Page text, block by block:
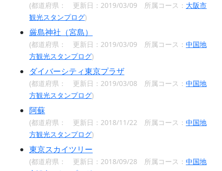
(都道府県： 更新日：2019/03/09 所属コース： 大阪市
観光スタンプログ)
厳島神社（宮島）
(都道府県： 更新日：2019/03/09 所属コース： 中国地
方観光スタンプログ)
ダイバーシティ東京プラザ
(都道府県： 更新日：2019/03/08 所属コース： 中国地
方観光スタンプログ)
阿蘇
(都道府県： 更新日：2018/11/22 所属コース： 中国地
方観光スタンプログ)
東京スカイツリー
(都道府県： 更新日：2018/09/28 所属コース： 中国地